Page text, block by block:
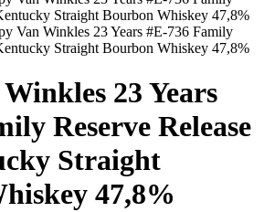
23 Years
Reserve Release
Straight
47,8%